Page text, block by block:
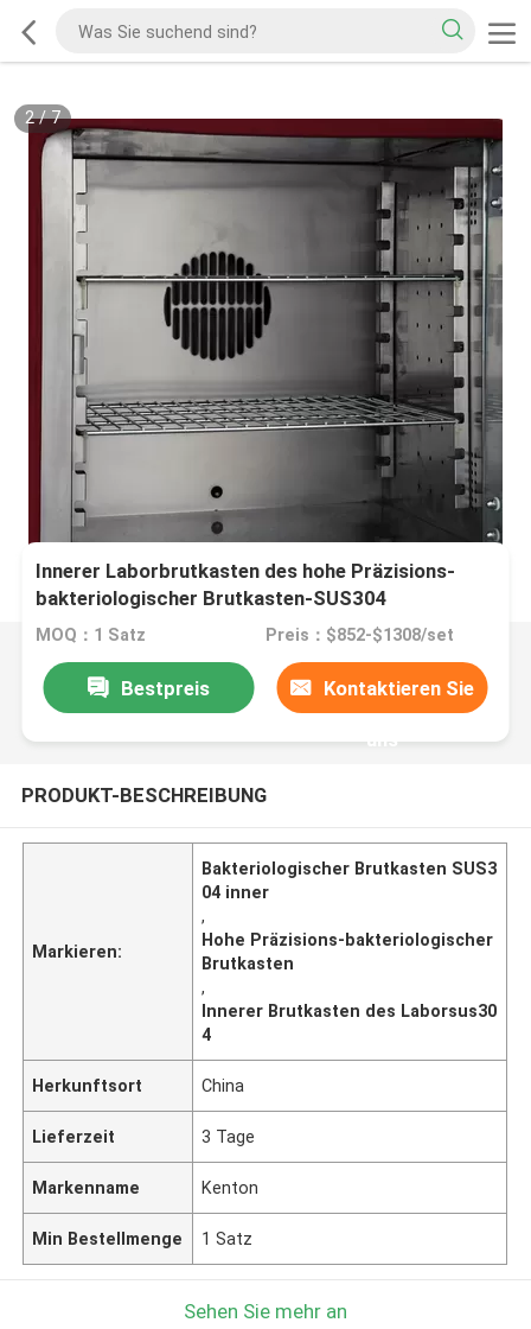
2/7
Innerer Laborbrutkasten des hohe Präzisions-
bakteriologischer Brutkasten-SUS304
MOQ：1 Satz Preis：$852-$1308/set
Bestpreis Kontaktieren Sie
uns
PRODUKT-BESCHREIBUNG
Markieren:
Bakteriologischer Brutkasten SUS3
04 inner
,
Hohe Präzisions-bakteriologischer
Brutkasten
,
Innerer Brutkasten des Laborsus30
4
Herkunftsort China
Lieferzeit 3 Tage
Markenname Kenton
Min Bestellmenge 1 Satz
Sehen Sie mehr an